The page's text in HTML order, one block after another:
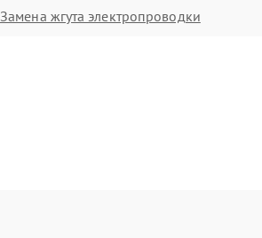
Замена жгута электропроводки